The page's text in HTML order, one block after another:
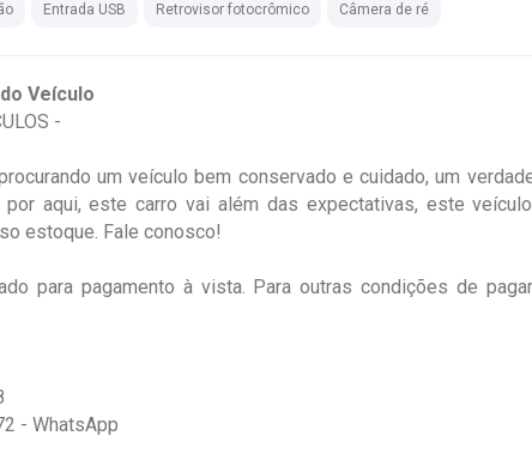
Entrada USB Retrovisor fotocrômico Câmera de ré
Veículo
-
um veículo bem conservado e cuidado, um
por aqui, este carro vai além das expectativas, este
estoque. Fale conosco!
para pagamento à vista. Para outras condições de
- WhatsApp